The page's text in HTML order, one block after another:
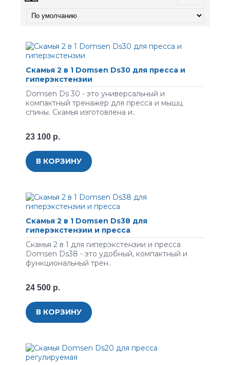
Скамья 2 в 1 Domsen Ds30 для пресса и
гиперэкстензии
Domsen Ds 30 - это универсальный и
компактный тренажер для пресса и мышц
спины. Скамья изготовлена и..
23 100 р.
В КОРЗИНУ
Скамья 2 в 1 Domsen Ds38 для
гиперэкстензии и пресса
Скамья 2 в 1 для гиперэкстензии и пресса
Domsen Ds38 - это удобный, компактный и
функциональный трен..
24 500 р.
В КОРЗИНУ